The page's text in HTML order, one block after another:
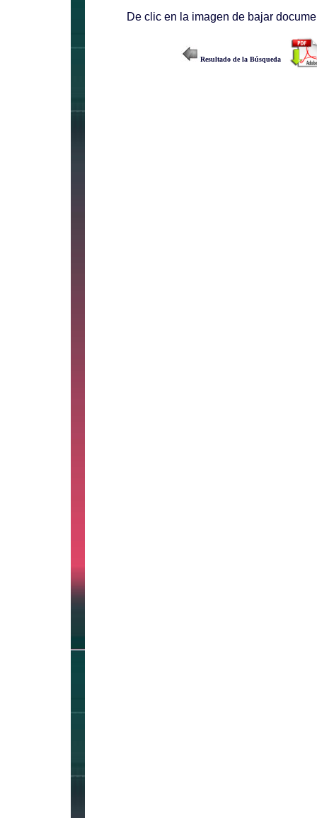
De clic en la imagen de bajar
Resultado de la Búsqueda